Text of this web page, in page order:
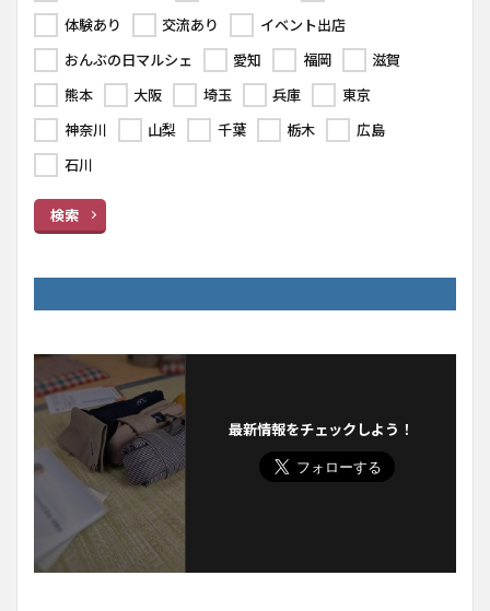
体験あり
交流あり
イベント出店
おんぶの日マルシェ
愛知 福岡
滋賀
熊本
大阪 埼玉 兵庫
東京
神奈川
山梨 千葉 栃木
広島
石川
検索
最新情報をチェックしよう！